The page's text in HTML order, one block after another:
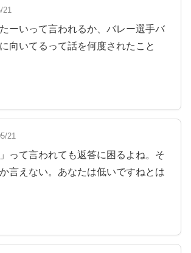
21
ーいって言われるか、バレー選手バ
向いてるって話を何度されたこと
21
」って言われても返答に困るよね。そ
言えない。あなたは低いですねとは